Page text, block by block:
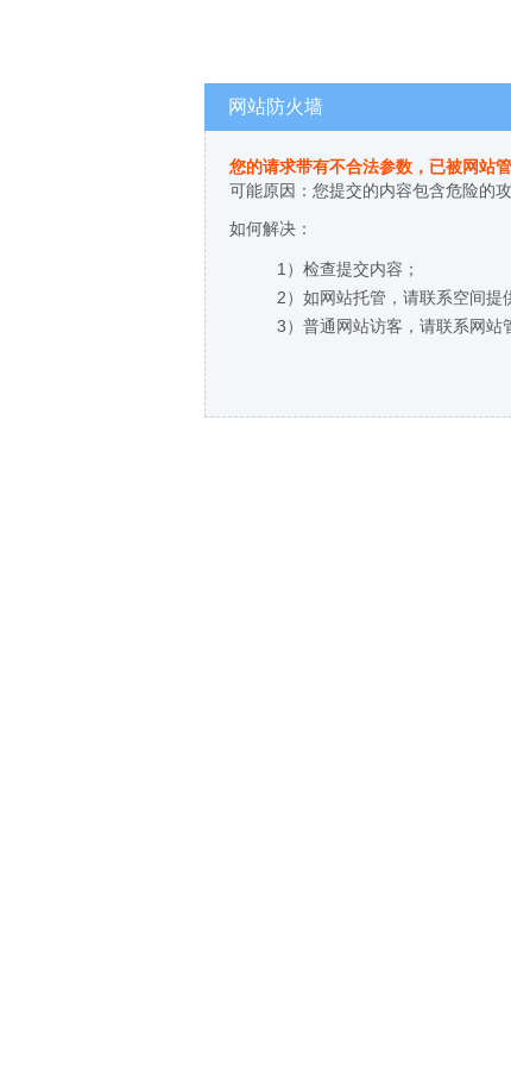
网站防火墙
您的请求带有不合法参数，已被网站
可能原因：您提交的内容包含危险的
如何解决：
1）检查提交内容；
2）如网站托管，请联系空间提
3）普通网站访客，请联系网站